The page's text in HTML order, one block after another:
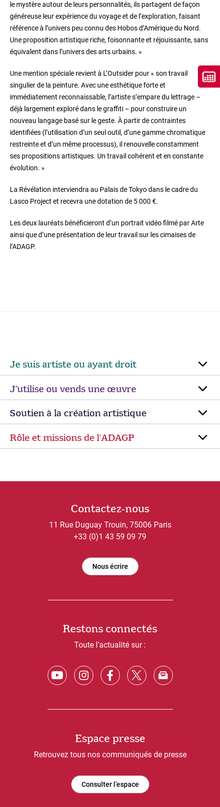
le mystère autour de leurs personnalités, ils partagent de façon
généreuse leur expérience du voyage et de l ’exploration, faisant
référence à l ’univers peu connu des Hobos d’Amérique du Nord.
Une proposition artistique riche, foisonnante et réjouissante, sans
équivalent dans l ’univers des arts urbains. »
Une mention spéciale revient à L’Outsider pour « son travail
singulier de la peinture. Avec une esthétique forte et
immédiatement reconnaissable, l ’artiste s’empare du lettrage –
déjà largement exploré dans le graffiti – pour construire un
nouveau langage basé sur le geste. À partir de contraintes
identifiées (l’utilisation d’un seul outil, d’une gamme chromatique
restreinte et d’un même processus), il renouvelle constamment
ses propositions artistiques. Un travail cohérent et en constante
évolution. »
La Révélation interviendra au Palais de Tokyo dans le cadre du
Lasco Project et recevra une dotation de 5 000 €.
Les deux lauréats bénéficieront d’un portrait vidéo filmé par Arte
ainsi que d’une présentation de leur travail sur les cimaises de
’ADAGP.
Je suis artiste ou ayant droit
J’utilise ou vends une œuvre
Soutien à la création artistique
Rôle et missions de lʼADAGP
Contactez-nous
11 Rue Duguay Trouin, 75006 Paris
+33 (0)1 43 59 09 79
Nous écrire
Restons connectés
Toute l’actualité sur :
Espace presse
Retrouvez tous nos communiqués de presse
Consulter l’espace